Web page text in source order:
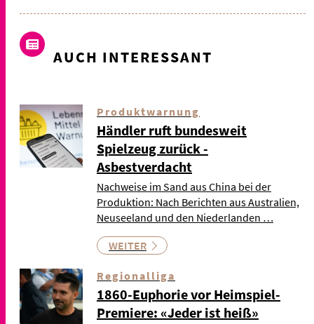
AUCH INTERESSANT
Produktwarnung
Händler ruft bundesweit
Spielzeug zurück -
Asbestverdacht
Nachweise im Sand aus China bei der
Produktion: Nach Berichten aus Australien,
Neuseeland und den Niederlanden …
WEITER
Regionalliga
1860-Euphorie vor Heimspiel-
Premiere: «Jeder ist heiß»